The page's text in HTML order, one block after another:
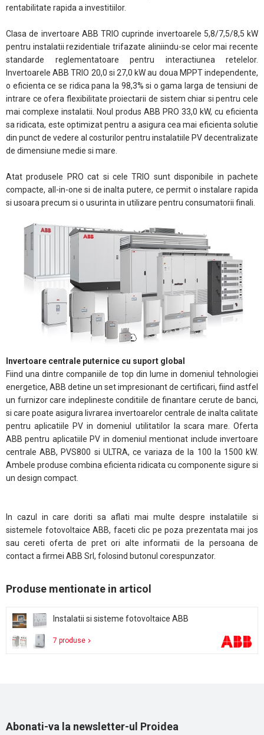
rentabilitate rapida a investitiilor.
Clasa de invertoare ABB TRIO cuprinde invertoarele 5,8/7,5/8,5 kW
pentru instalatii rezidentiale trifazate aliniindu-se celor mai recente
standarde reglementatoare pentru interactiunea retelelor.
Invertoarele ABB TRIO 20,0 si 27,0 kW au doua MPPT independente,
o eficienta ce se ridica pana la 98,3% si o gama larga de tensiuni de
intrare ce ofera flexibilitate proiectarii de sistem chiar si pentru cele
mai complexe instalatii. Noul produs ABB PRO 33,0 kW, cu eficienta
sa ridicata, este optimizat pentru a asigura cea mai eficienta solutie
din punct de vedere al costurilor pentru instalatiile PV decentralizate
de dimensiune medie si mare.
Atat produsele PRO cat si cele TRIO sunt disponibile in pachete
compacte, all-in-one si de inalta putere, ce permit o instalare rapida
si usoara precum si o usurinta in utilizare pentru consumatorii finali.
Invertoare centrale puternice cu suport global
Fiind una dintre companiile de top din lume in domeniul tehnologiei
energetice, ABB detine un set impresionant de certificari, fiind astfel
un furnizor care indeplineste conditiile de finantare cerute de banci,
si care poate asigura livrarea invertoarelor centrale de inalta calitate
pentru aplicatiile PV in domeniul utilitatilor la scara mare. Oferta
ABB pentru aplicatiile PV in domeniul mentionat include invertoare
centrale ABB, PVS800 si ULTRA, ce variaza de la 100 la 1500 kW.
Ambele produse combina eficienta ridicata cu componente sigure si
un design compact.
In cazul in care doriti sa aflati mai multe despre instalatiile si
sistemele fotovoltaice ABB, faceti clic pe poza prezentata mai jos
sau cereti oferta de pret ori alte informatii de la persoana de
contact a firmei ABB Srl, folosind butonul corespunzator.
Produse mentionate in articol
Instalatii si sisteme fotovoltaice ABB
7 produse
Abonati-va la newsletter-ul Proidea